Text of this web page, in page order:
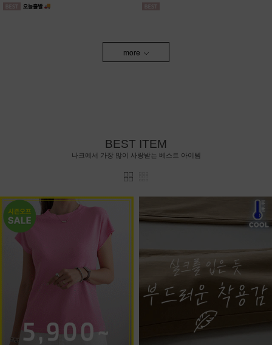
more
BEST ITEM
나크에서 가장 많이 사랑받는 베스트 아이템